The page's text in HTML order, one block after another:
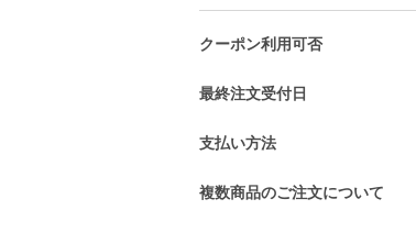
クーポン利用可否
最終注文受付日
支払い方法
複数商品のご注文について